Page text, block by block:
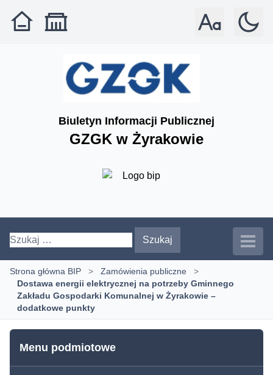
Rozmiar czcionki:
Tryb:
Biuletyn Informacji Publicznej
GZGK w Żyrakowie
Szukaj:
Strona główna BIP > Zamówienia publiczne
>
Dostawa energii elektrycznej na potrzeby Gminnego
Zakładu Gospodarki Komunalnej w Żyrakowie –
dodatkowe punkty
Menu podmiotowe